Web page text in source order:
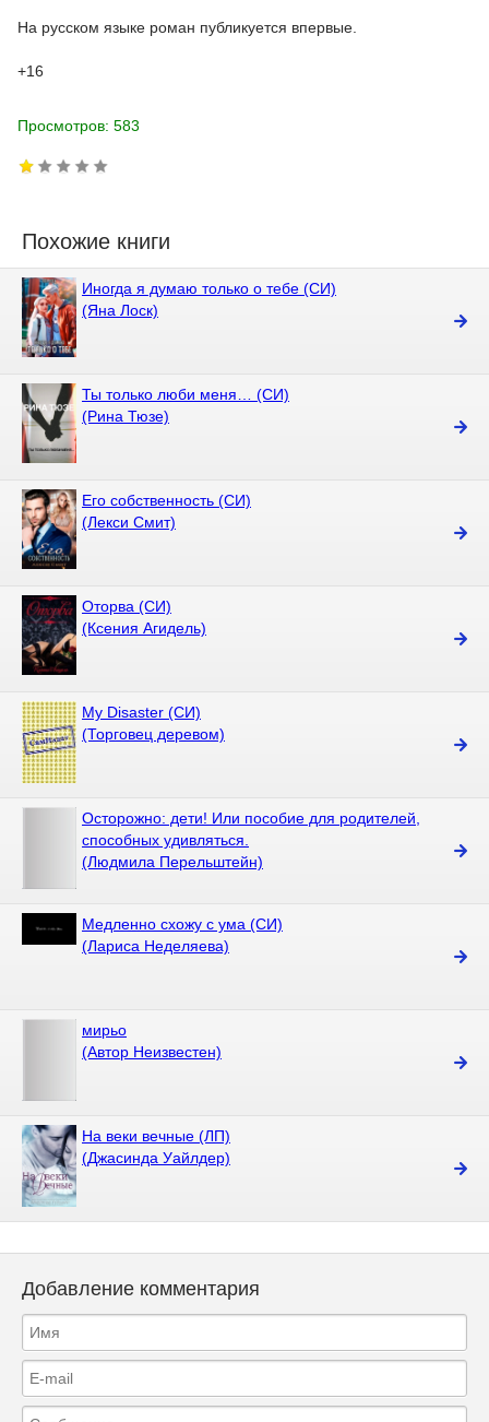
На русском языке роман публикуется впервые.
+16
Просмотров: 583
Похожие книги
Иногда я думаю только о тебе (СИ)
(Яна Лоск)
Ты только люби меня… (СИ)
(Рина Тюзе)
Его собственность (СИ)
(Лекси Смит)
Оторва (СИ)
(Ксения Агидель)
My Disaster (СИ)
(Торговец деревом)
Осторожно: дети! Или пособие для родителей,
способных удивляться.
(Людмила Перельштейн)
Медленно схожу с ума (СИ)
(Лариса Неделяева)
мирьо
(Автор Неизвестен)
На веки вечные (ЛП)
(Джасинда Уайлдер)
Добавление комментария